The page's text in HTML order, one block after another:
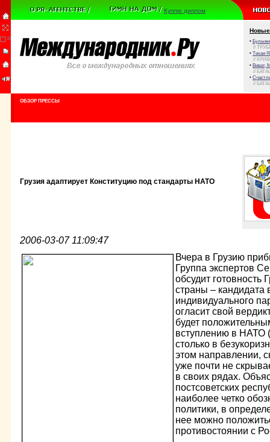
Куплю диплом
Новые
•
//
• Тихая
//
• Виват,
//
•
//
ОБЗОР ПРЕССЫ
Грузия адаптирует Конституцию под стандарты НАТО
2006-03-07 11:09:47
Вчера в Грузию
Группа экспертов
обсудит готовность
страны –
индивидуального
огласит свой
будет
вступлению в НАТО
столько в
этом направлении,
уже почти не
в своих рядах.
постсоветских
наиболее четко
политики, в
нее можно
противостоянии с